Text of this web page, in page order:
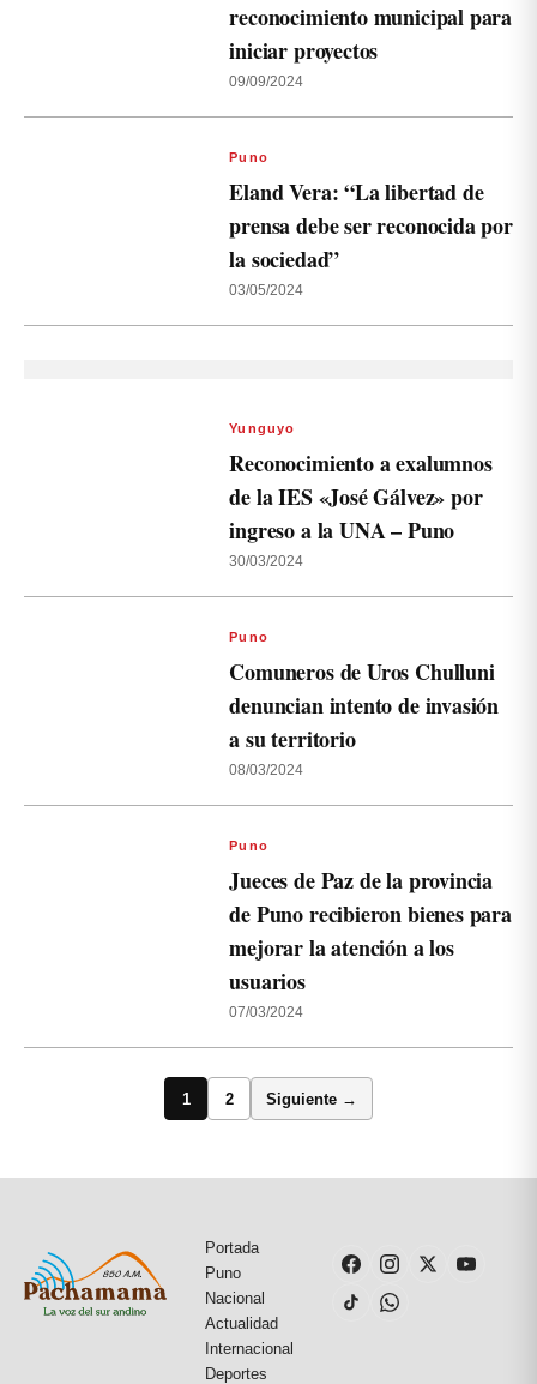
reconocimiento municipal para
iniciar proyectos
09/09/2024
Puno
Eland Vera: “La libertad de
prensa debe ser reconocida por
la sociedad”
03/05/2024
Yunguyo
Reconocimiento a exalumnos
de la IES «José Gálvez» por
ingreso a la UNA – Puno
30/03/2024
Puno
Comuneros de Uros Chulluni
denuncian intento de invasión
a su territorio
08/03/2024
Puno
Jueces de Paz de la provincia
de Puno recibieron bienes para
mejorar la atención a los
usuarios
07/03/2024
1 2 Siguiente →
Portada
Puno
Nacional
Actualidad
Internacional
Deportes